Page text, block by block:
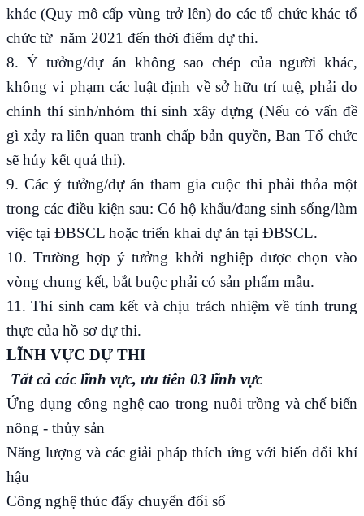
khác (Quy mô cấp vùng trở lên) do các tổ chức khác tổ
chức từ năm 2021 đến thời điểm dự thi.
8. Ý tưởng/dự án không sao chép của người khác,
không vi phạm các luật định về sở hữu trí tuệ, phải do
chính thí sinh/nhóm thí sinh xây dựng (Nếu có vấn đề
gì xảy ra liên quan tranh chấp bản quyền, Ban Tổ chức
sẽ hủy kết quả thi).
9. Các ý tưởng/dự án tham gia cuộc thi phải thỏa một
trong các điều kiện sau: Có hộ khẩu/đang sinh sống/làm
việc tại ĐBSCL hoặc triển khai dự án tại ĐBSCL.
10. Trường hợp ý tưởng khởi nghiệp được chọn vào
vòng chung kết, bắt buộc phải có sản phẩm mẫu.
11. Thí sinh cam kết và chịu trách nhiệm về tính trung
thực của hồ sơ dự thi.
LĨNH VỰC DỰ THI
Tất cả các lĩnh vực, ưu tiên 03 lĩnh vực
Ứng dụng công nghệ cao trong nuôi trồng và chế biến
nông - thủy sản
Năng lượng và các giải pháp thích ứng với biến đổi khí
hậu
Công nghệ thúc đẩy chuyển đổi số